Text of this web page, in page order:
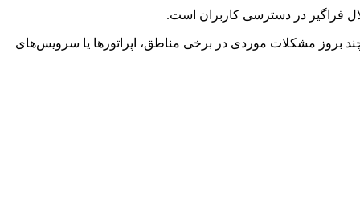
بروز مشکلات موردی در برخی مناطق، اپراتورها یا سرویس‌های